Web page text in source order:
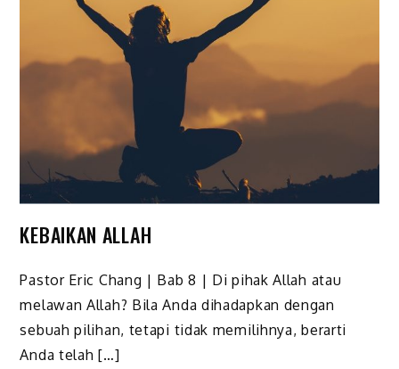
KEBAIKAN ALLAH
Pastor Eric Chang | Bab 8 | Di pihak Allah atau
melawan Allah? Bila Anda dihadapkan dengan
sebuah pilihan, tetapi tidak memi­lihnya, berarti
Anda telah […]